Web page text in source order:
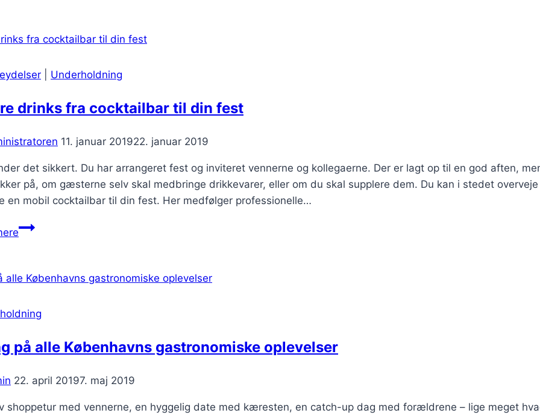
kan
alle
godt
humør
Underholdning
drinks fra cocktailbar til din fest
11. januar 201922. januar 2019
det sikkert. Du har arrangeret fest og inviteret vennerne og kollegaerne. Der er lagt op til en god aften,
på, om gæsterne selv skal medbringe drikkevarer, eller om du skal supplere dem. Du kan i stedet
en mobil cocktailbar til din fest. Her medfølger professionelle…
Lækre
cocktailbar
din
på alle Københavns gastronomiske oplevelser
22. april 20197. maj 2019
shoppetur med vennerne, en hyggelig date med kæresten, en catch-up dag med forældrene – lige meget